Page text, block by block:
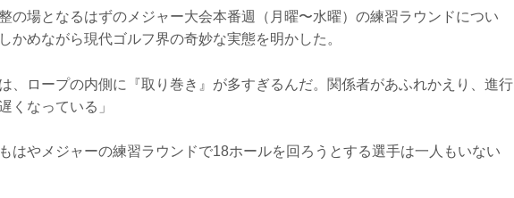
の場となるはずのメジャー大会本番週（月曜〜水曜）の練習ラウンドについ
かめながら現代ゴルフ界の奇妙な実態を明かした。
、ロープの内側に『取り巻き』が多すぎるんだ。関係者があふれかえり、進行
くなっている」
はやメジャーの練習ラウンドで18ホールを回ろうとする選手は一人もいない